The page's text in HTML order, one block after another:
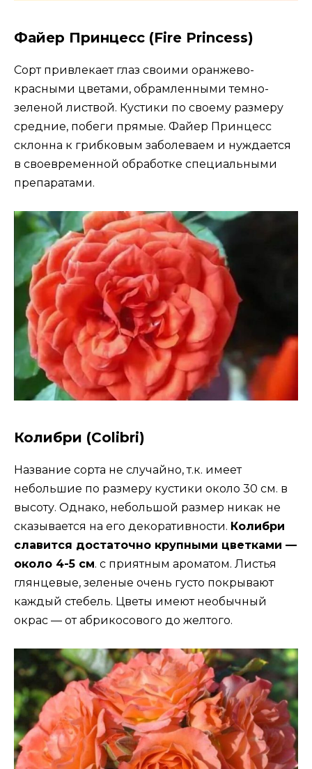
Файер Принцесс (Fire Princess)
Сорт привлекает глаз своими оранжево-
красными цветами, обрамленными темно-
зеленой листвой. Кустики по своему размеру
средние, побеги прямые. Файер Принцесс
склонна к грибковым заболеваем и нуждается
в своевременной обработке специальными
препаратами.
Колибри (Colibri)
Название сорта не случайно, т.к. имеет
небольшие по размеру кустики около 30 см. в
высоту. Однако, небольшой размер никак не
сказывается на его декоративности. Колибри
славится достаточно крупными цветками —
около 4-5 см. с приятным ароматом. Листья
глянцевые, зеленые очень густо покрывают
каждый стебель. Цветы имеют необычный
окрас — от абрикосового до желтого.